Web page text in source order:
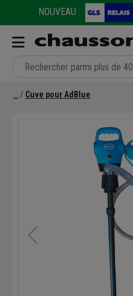
NOUVEAU :
Cuve pour AdBlue